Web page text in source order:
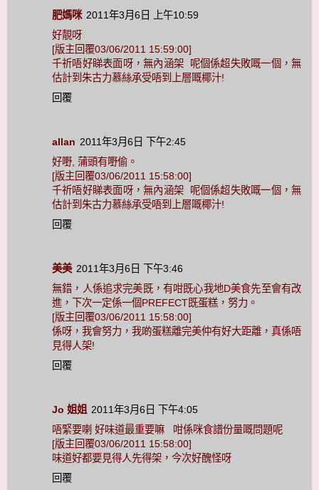
肥媽咪 2011年3月6日 上午10:59
好靚呀
[版主回覆03/06/2011 15:59:00]
千祈唔好睇表面呀，無內涵架 呢個係超失敗嘅一個，無
估計到朱古力慕絲承受唔到上層嘅椰汁!
回覆
allan 2011年3月6日 下午2:45
好嘢, 蒲頭有嘢偷。
[版主回覆03/06/2011 15:58:00]
千祈唔好睇表面呀，無內涵架 呢個係超失敗嘅一個，無
估計到朱古力慕絲承受唔到上層嘅椰汁!
回覆
美美 2011年3月6日 下午3:46
無錯，人係追求完美既，有咁既心我地D美食先至會有改
進，下次一定係一個PREFECT既蛋糕，努力。
[版主回覆03/06/2011 15:58:00]
係呀，我會努力，我啲蛋糕離完美仲有好大距離，真係唔
見得人架!
回覆
Jo 姐姐 2011年3月6日 下午4:05
唔緊要喇 好味道最重要嘛 咁係咪食譜份量嘅問題呢
[版主回覆03/06/2011 15:58:00]
味道好都要見得人先得架，今次好醜怪呀
回覆